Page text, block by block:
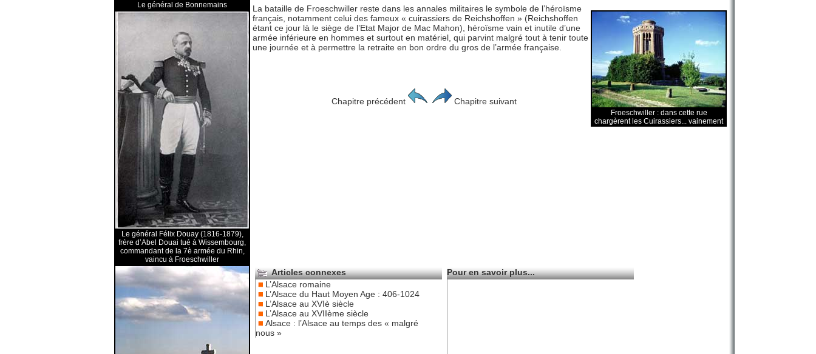
Le général de Bonnemains
Le général Félix Douay (1816-1879),
frère d’Abel Douai tué à Wissembourg,
commandant de la 7è armée du Rhin,
vaincu à Froeschwiller
Froeschwiller : dans cette rue
chargèrent les Cuirassiers... vainement
La bataille de Froeschwiller reste dans les annales militaires le symbole de l’héroïsme
français, notamment celui des fameux « cuirassiers de Reichshoffen » (Reichshoffen
étant ce jour là le siège de l’Etat Major de Mac Mahon), héroïsme vain et inutile d’une
armée inférieure en hommes et surtout en matériel, qui parvint malgré tout à tenir toute
une journée et à permettre la retraite en bon ordre du gros de l’armée française.
Chapitre précédent Chapitre suivant
Articles connexes
L’Alsace romaine
L’Alsace du Haut Moyen Age : 406-1024
L’Alsace au XVIè siècle
L’Alsace au XVIIème siècle
Alsace : l’Alsace au temps des « malgré
nous »
Pour en savoir plus...